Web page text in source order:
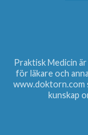
Praktisk Medicin
för läkare och
www.doktorn.com
kunskap